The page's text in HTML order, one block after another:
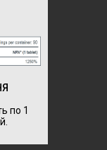
по 1